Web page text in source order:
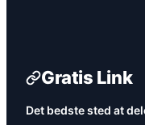
Gratis Link
Det bedste sted at